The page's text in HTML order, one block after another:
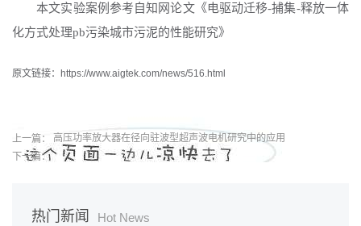
本文实验案例参考自知网论文《电驱动迁移-捕集-释放一体
化方式处理pb污染城市污泥的性能研究》
原文链接：https://www.aigtek.com/news/516.html
上一篇： 高压功率放大器在径向驻波型超声波电机研究中的应用
下一篇：
热门新闻 Hot News